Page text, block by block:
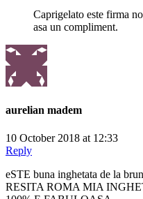
Caprigelato este firma
asa un compliment.
aurelian madem
10 October 2018 at 12:33
Reply
eSTE buna inghetata de la
RESITA ROMA MIA